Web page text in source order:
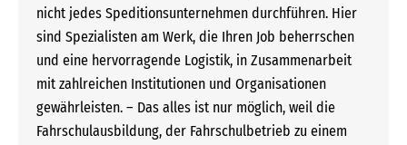
nicht jedes Speditionsunternehmen durchführen. Hier
sind Spezialisten am Werk, die Ihren Job beherrschen
und eine hervorragende Logistik, in Zusammenarbeit
mit zahlreichen Institutionen und Organisationen
gewährleisten. – Das alles ist nur möglich, weil die
Fahrschulausbildung, der Fahrschulbetrieb zu einem